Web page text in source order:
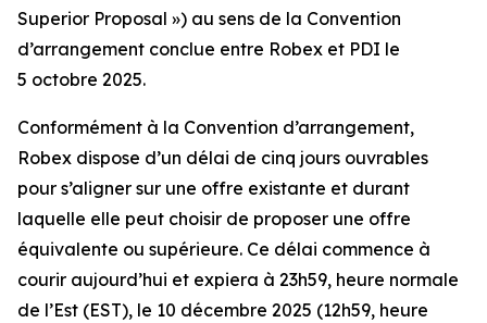
Superior Proposal ») au sens de la Convention
d’arrangement conclue entre Robex et PDI le
5 octobre 2025.
Conformément à la Convention d’arrangement,
Robex dispose d’un délai de cinq jours ouvrables
pour s’aligner sur une offre existante et durant
laquelle elle peut choisir de proposer une offre
équivalente ou supérieure. Ce délai commence à
courir aujourd’hui et expiera à 23h59, heure normale
de l’Est (EST), le 10 décembre 2025 (12h59, heure